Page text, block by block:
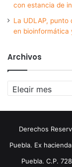
con estancia de
La UDLAP,
en bioinformática
Archivos
Archivos
Derechos
Puebla. Ex
Puebla. C.P.